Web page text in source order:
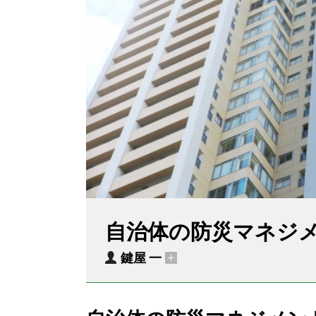
自治体の防災マネジ
鍵屋 一